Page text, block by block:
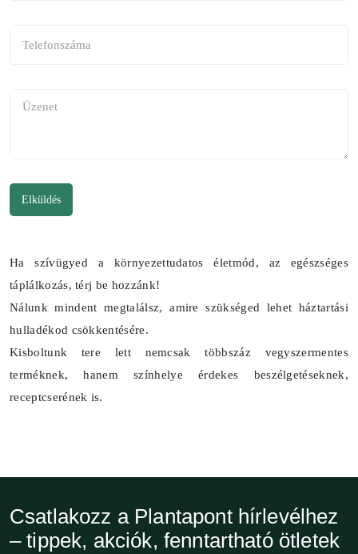
Elküldés
Ha szívügyed a környezettudatos életmód, az egészséges
táplálkozás, térj be hozzánk!
Nálunk mindent megtalálsz, amire szükséged lehet háztartási
hulladékod csökkentésére.
Kisboltunk tere lett nemcsak többszáz vegyszermentes
terméknek, hanem színhelye érdekes beszélgetéseknek,
receptcserének is.
Csatlakozz a Plantapont hírlevélhez
– tippek, akciók, fenntartható ötletek